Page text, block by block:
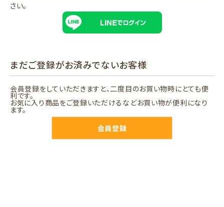
さい。
まだご登録がお済みでないお客様
会員登録をしていただきますと、二度目のお買い物時にとても便
利です。
お気に入り商品をご登録いただけるなどお買い物が便利になり
ます。
会員登録